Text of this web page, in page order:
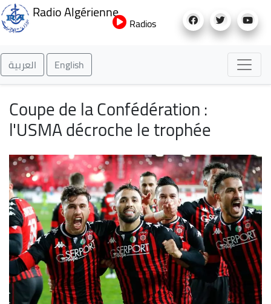
au
Radio Algérienne
Radios
العربية English
Coupe de la Confédération :
l'USMA décroche le trophée